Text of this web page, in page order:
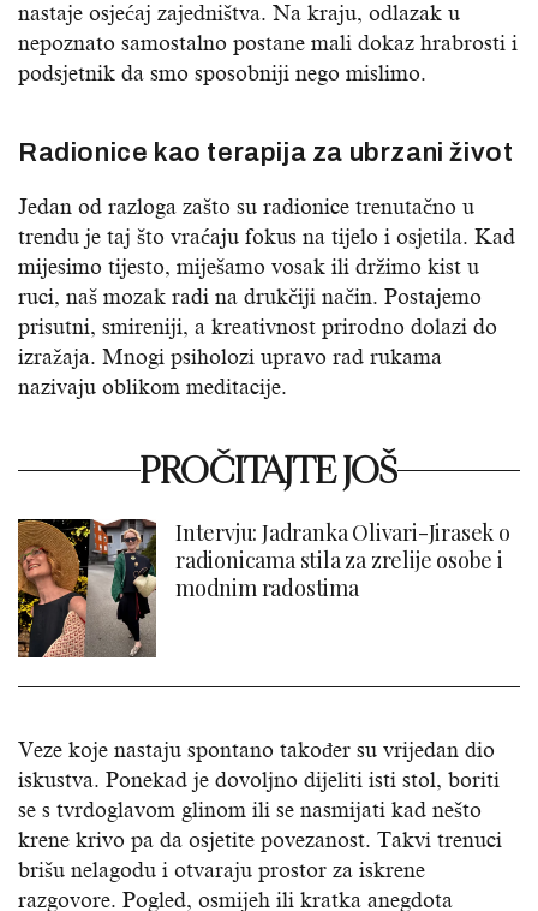
nastaje osjećaj zajedništva. Na kraju, odlazak u
nepoznato samostalno postane mali dokaz hrabrosti i
podsjetnik da smo sposobniji nego mislimo.
Radionice kao terapija za ubrzani život
Jedan od razloga zašto su radionice trenutačno u
trendu je taj što vraćaju fokus na tijelo i osjetila. Kad
mijesimo tijesto, miješamo vosak ili držimo kist u
ruci, naš mozak radi na drukčiji način. Postajemo
prisutni, smireniji, a kreativnost prirodno dolazi do
izražaja. Mnogi psiholozi upravo rad rukama
nazivaju oblikom meditacije.
PROČITAJTE JOŠ
Intervju: Jadranka Olivari-Jirasek o
radionicama stila za zrelije osobe i
modnim radostima
Veze koje nastaju spontano također su vrijedan dio
iskustva. Ponekad je dovoljno dijeliti isti stol, boriti
se s tvrdoglavom glinom ili se nasmijati kad nešto
krene krivo pa da osjetite povezanost. Takvi trenuci
brišu nelagodu i otvaraju prostor za iskrene
razgovore. Pogled, osmijeh ili kratka anegdota